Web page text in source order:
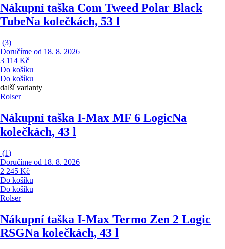
Nákupní taška Com Tweed Polar Black
TubeNa kolečkách, 53 l
(3)
Doručíme od 18. 8. 2026
3 114 Kč
Do košíku
Do košíku
další varianty
Rolser
Nákupní taška I-Max MF 6 LogicNa
kolečkách, 43 l
(1)
Doručíme od 18. 8. 2026
2 245 Kč
Do košíku
Do košíku
Rolser
Nákupní taška I-Max Termo Zen 2 Logic
RSGNa kolečkách, 43 l